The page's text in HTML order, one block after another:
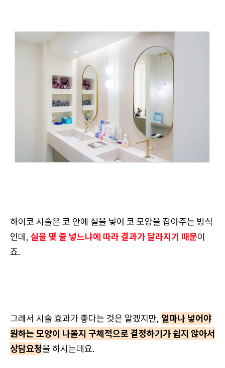
하이코 시술은 코 안에 실을 넣어 코 모양을 잡아주는 방식
인데, 실을 몇 줄 넣느냐에 따라 결과가 달라지기 때문이
죠.
그래서 시술 효과가 좋다는 것은 알겠지만, 얼마나 넣어야
원하는 모양이 나올지 구체적으로 결정하기가 쉽지 않아서
상담요청을 하시는데요.